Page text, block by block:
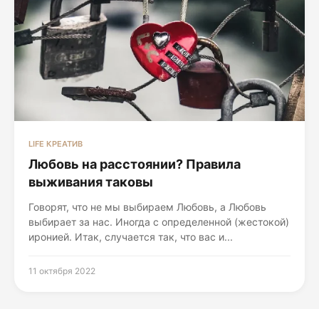
LIFE КРЕАТИВ
Любовь на расстоянии? Правила
выживания таковы
Говорят, что не мы выбираем Любовь, а Любовь
выбирает за нас. Иногда с определенной (жестокой)
иронией. Итак, случается так, что вас и...
11 октября 2022